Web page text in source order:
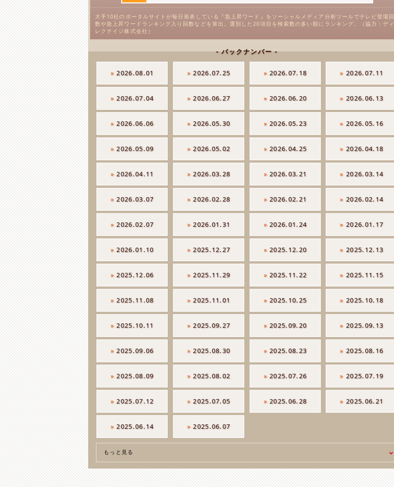
大手10社のポータルサイトが毎日発表している『急上昇ワード』をソーシャルメディア分析ツールでテレビ登場回
数や急上昇ワードランキング入り回数などを算出。選別した20項目を検索数の多い順にランキング。（協力：ディ
レクテイジ株式会社）
- バックナンバー -
»2026.08.01 »2026.07.25 »2026.07.18 »2026.07.11
»2026.07.04 »2026.06.27 »2026.06.20 »2026.06.13
»2026.06.06 »2026.05.30 »2026.05.23 »2026.05.16
»2026.05.09 »2026.05.02 »2026.04.25 »2026.04.18
»2026.04.11 »2026.03.28 »2026.03.21 »2026.03.14
»2026.03.07 »2026.02.28 »2026.02.21 »2026.02.14
»2026.02.07 »2026.01.31 »2026.01.24 »2026.01.17
»2026.01.10 »2025.12.27 »2025.12.20 »2025.12.13
»2025.12.06 »2025.11.29 »2025.11.22 »2025.11.15
»2025.11.08 »2025.11.01 »2025.10.25 »2025.10.18
»2025.10.11 »2025.09.27 »2025.09.20 »2025.09.13
»2025.09.06 »2025.08.30 »2025.08.23 »2025.08.16
»2025.08.09 »2025.08.02 »2025.07.26 »2025.07.19
»2025.07.12 »2025.07.05 »2025.06.28 »2025.06.21
»2025.06.14 »2025.06.07
もっと見る